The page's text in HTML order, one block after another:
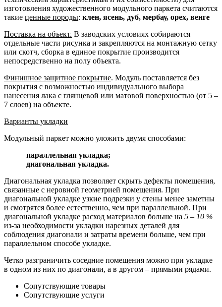
изготовления художественного модульного паркета считаются
такие ценные породы: клен, ясень, дуб, мербау, орех, венге
Поставка на объект. В заводских условиях собираются
отдельные части рисунка и закрепляются на монтажную сетку
или скотч, сборка в единое покрытие производится
непосредственно на полу объекта.
Финишное защитное покрытие. Модуль поставляется без
покрытия с возможностью индивидуального выбора
нанесения лака с глянцевой или матовой поверхностью (от 5 –
7 слоев) на объекте.
Варианты укладки
Модульный паркет можно уложить двумя способами:
параллельная укладка;
диагональная укладка.
Диагональная укладка позволяет скрыть дефекты помещения,
связанные с неровной геометрией помещения. При
диагональной укладке узкие подрезки у стены менее заметны
и смотрятся более естественно, чем при параллельной. При
диагональной укладке расход материалов больше на 5 – 10 %
из-за необходимости укладки нарезных деталей для
соблюдения диагонали и затраты времени больше, чем при
параллельном способе укладке.
Четко разграничить соседние помещения можно при укладке
в одном из них по диагонали, а в другом – прямыми рядами.
Сопутствующие товары
Сопутствующие услуги